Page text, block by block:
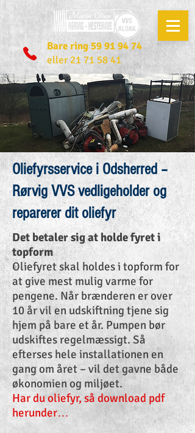
Bare ring59 91 94 74
eller 21 71 58 41
Oliefyrsservice i Odsherred –
Rørvig VVS vedligeholder og
reparerer dit oliefyr
Det betaler sig at holde fyret i
topform
Oliefyret skal holdes i topform for
at give mest mulig varme for
pengene. Når brænderen er over
10 år vil en udskiftning tjene sig
hjem på bare et år. Pumpen bør
udskiftes regelmæssigt. Så
efterses hele installationen en
gang om året – vil det gavne både
økonomien og miljøet.
Har du oliefyr, så download pdf
herunder…